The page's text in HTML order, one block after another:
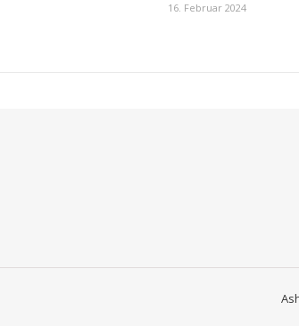
16. Februar 2024